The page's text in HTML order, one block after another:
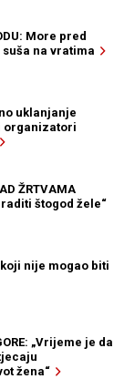
More pred
na vratima
uklanjanje
organizatori
ŽRTVAMA
raditi štogod žele“
nije mogao biti
„Vrijeme je da
žena“